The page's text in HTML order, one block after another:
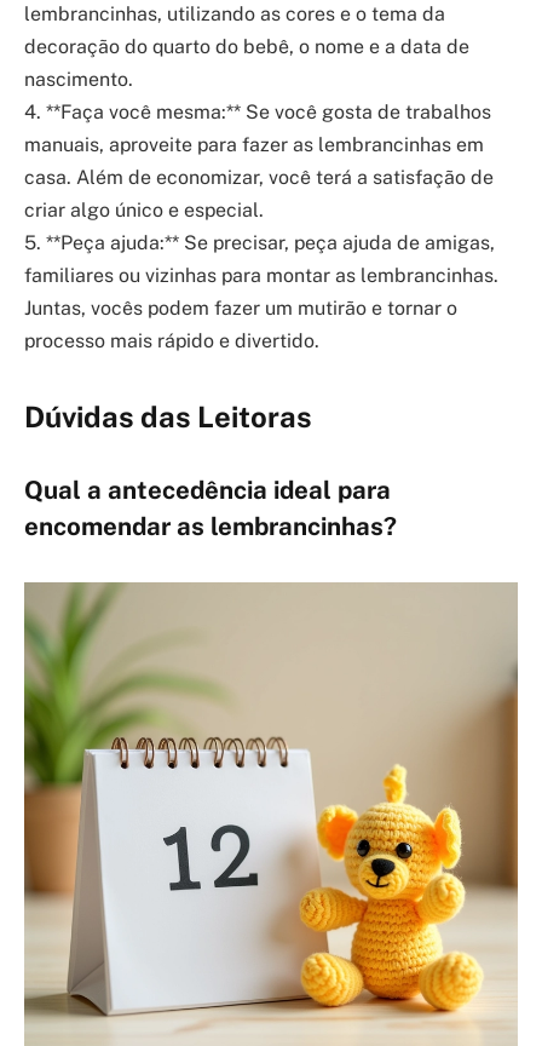
lembrancinhas, utilizando as cores e o tema da
decoração do quarto do bebê, o nome e a data de
nascimento.
4. **Faça você mesma:** Se você gosta de trabalhos
manuais, aproveite para fazer as lembrancinhas em
casa. Além de economizar, você terá a satisfação de
criar algo único e especial.
5. **Peça ajuda:** Se precisar, peça ajuda de amigas,
familiares ou vizinhas para montar as lembrancinhas.
Juntas, vocês podem fazer um mutirão e tornar o
processo mais rápido e divertido.
Dúvidas das Leitoras
Qual a antecedência ideal para
encomendar as lembrancinhas?